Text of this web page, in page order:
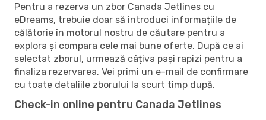
Pentru a rezerva un zbor Canada Jetlines cu
eDreams, trebuie doar să introduci informațiile de
călătorie în motorul nostru de căutare pentru a
explora și compara cele mai bune oferte. După ce ai
selectat zborul, urmează câțiva pași rapizi pentru a
finaliza rezervarea. Vei primi un e-mail de confirmare
cu toate detaliile zborului la scurt timp după.
Check-in online pentru Canada Jetlines